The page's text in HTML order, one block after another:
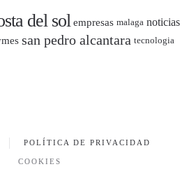
del sol empresas malaga noticias
san pedro alcantara tecnologia
POLÍTICA DE PRIVACIDAD
COOKIES